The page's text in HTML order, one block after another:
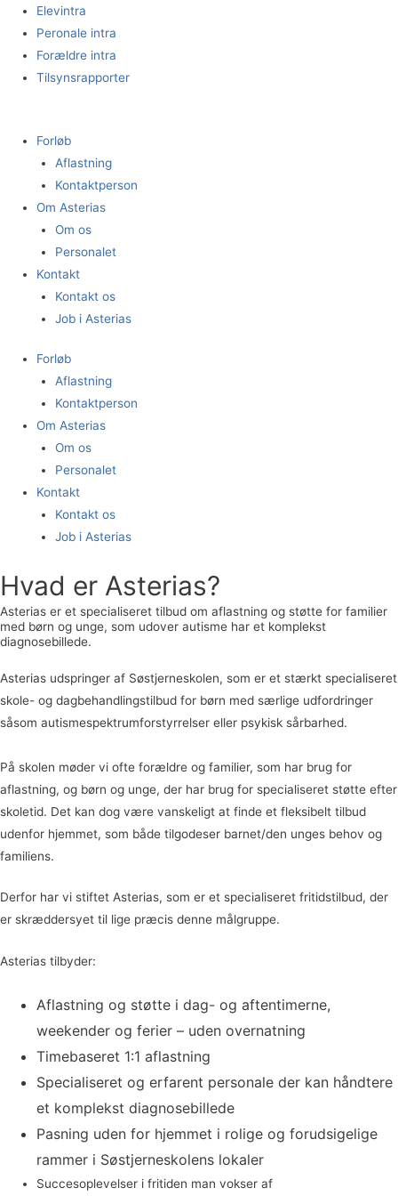
indholdet
Elevintra
Peronale intra
Forældre intra
Tilsynsrapporter
Forløb
Aflastning
Kontaktperson
Om Asterias
Om os
Personalet
Kontakt
Kontakt os
Job i Asterias
Forløb
Aflastning
Kontaktperson
Om Asterias
Om os
Personalet
Kontakt
Kontakt os
Job i Asterias
Hvad er Asterias?
Asterias er et specialiseret tilbud om aflastning og støtte for familier
med børn og unge, som udover autisme har et komplekst
diagnosebillede.
Asterias udspringer af Søstjerneskolen, som er et stærkt specialiseret
skole- og dagbehandlingstilbud for børn med særlige udfordringer
såsom autismespektrumforstyrrelser eller psykisk sårbarhed.
På skolen møder vi ofte forældre og familier, som har brug for
aflastning, og børn og unge, der har brug for specialiseret støtte efter
skoletid. Det kan dog være vanskeligt at finde et fleksibelt tilbud
udenfor hjemmet, som både tilgodeser barnet/den unges behov og
familiens.
Derfor har vi stiftet Asterias, som er et specialiseret fritidstilbud, der
er skræddersyet til lige præcis denne målgruppe.
Asterias tilbyder:
Aflastning og støtte i dag- og aftentimerne,
weekender og ferier – uden overnatning
Timebaseret 1:1 aflastning
Specialiseret og erfarent personale der kan håndtere
et komplekst diagnosebillede
Pasning uden for hjemmet i rolige og forudsigelige
rammer i Søstjerneskolens lokaler
Succesoplevelser i fritiden man vokser af